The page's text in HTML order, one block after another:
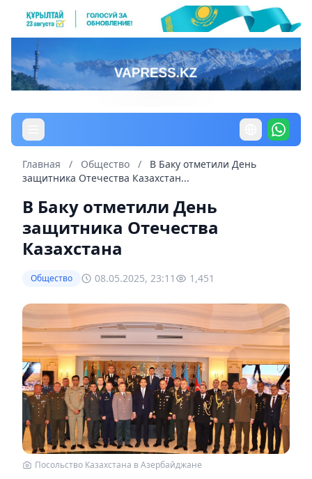
Главная / Общество /
В Баку отметили День
защитника Отечества Казахстан...
В Баку отметили День
защитника Отечества
Казахстана
Общество 08.05.2025, 23:11 1,451
Посольство Казахстана в Азербайджане